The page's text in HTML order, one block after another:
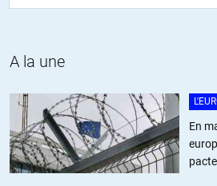
Le terme journalope prend tout son sens
Lyonnais//30.03.2015 à 09h11
A la une
En